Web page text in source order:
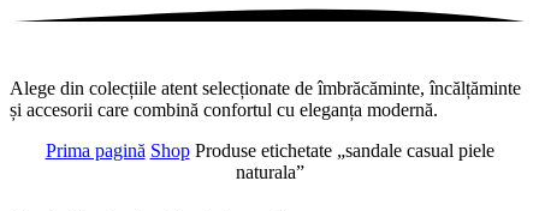
Alege din colecțiile atent selecționate de îmbrăcăminte, încălțăminte
și accesorii care combină confortul cu eleganța modernă.
Prima pagină Shop Produse etichetate „sandale casual piele
naturala”